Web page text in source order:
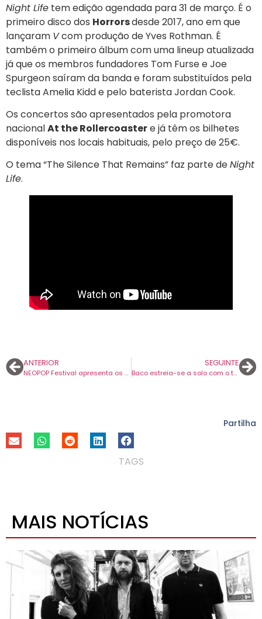
Night Life tem edição agendada para 31 de março. É o
primeiro disco dos Horrorsdesde 2017, ano em que
lançaram Vcom produção de Yves Rothman. É
também o primeiro álbum com uma lineup atualizada
já que os membros fundadores Tom Furse e Joe
Spurgeon saíram da banda e foram substituídos pela
teclista Amelia Kidd e pelo baterista Jordan Cook.
Os concertos são apresentados pela promotora
nacionalAt the Rollercoastere já têm os bilhetes
disponíveis nos locais habituais, pelo preço de 25€.
O tema “The Silence That Remains” faz parte deNight
Life.
ANTERIOR
NEOPOP Festival apresenta os primeiros nomes para o cartaz deste ano.
SEGUINTE
Baco estreia-se a solo com o tema “Complicado”. Concerto de apresentação é amanhã no MusicBox.
Partilha
TAGS
MAIS NOTÍCIAS